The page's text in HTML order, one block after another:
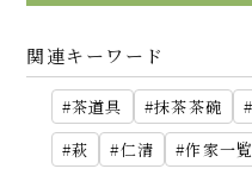
関連キーワード
茶道具 抹茶茶碗
萩
仁清 作家一覧